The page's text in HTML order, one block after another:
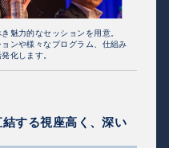
魅力的なセッションを用意。
ンや様々なプログラム、仕組み
化します。
する視座高く、深い